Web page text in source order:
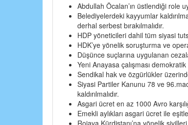
Abdullah Öcalan’ın üstlendiği role
Belediyelerdeki kayyumlar
derhal serbest bırakılmalıdır.
HDP yöneticileri dahil tüm siyasi
HDK’ye yönelik soruşturma ve
Düşünce suçlarına uygulanan
Yeni Anayasa çalışması
Sendikal hak ve özgürlükler
Siyasi Partiler Kanunu 78 ve
kaldırılmalıdır.
Asgari ücret en az 1000 Avro
Emekli aylıkları asgari ücret ile
Rojava Kürdistanı’na yönelik